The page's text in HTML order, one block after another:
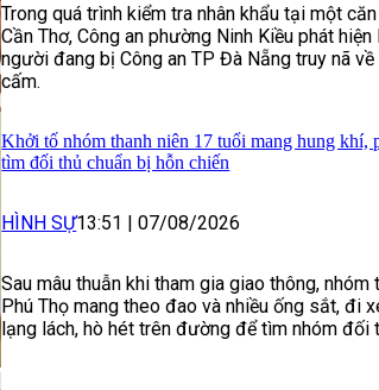
Trong quá trình kiểm tra nhân khẩu tại một
Cần Thơ, Công an phường Ninh Kiều phát hiện
người đang bị Công an TP Đà Nẵng truy nã
cấm.
Khởi tố nhóm thanh niên 17 tuổi mang hung khí,
tìm đối thủ chuẩn bị hỗn chiến
HÌNH SỰ13:51 | 07/08/2026
Sau mâu thuẫn khi tham gia giao thông, nhóm
Phú Thọ mang theo đao và nhiều ống sắt, đi
lạng lách, hò hét trên đường để tìm nhóm đối